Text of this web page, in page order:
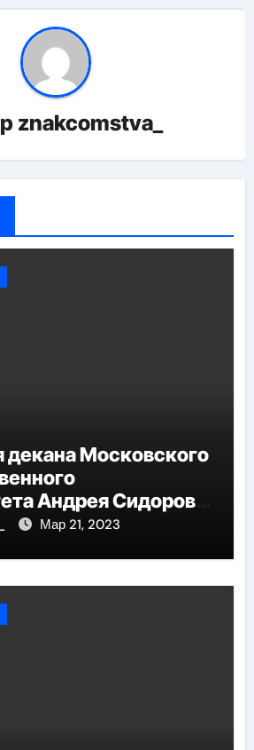
znakcomstva_
декана Московского
Андрея Сидорова
до руководителя
Мар 21, 2023